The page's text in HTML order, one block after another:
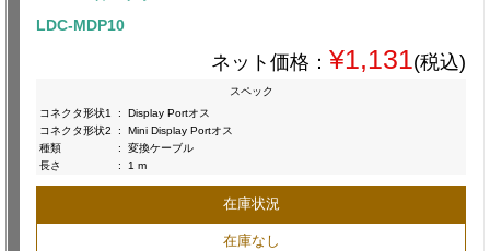
LDC-MDP10
ネット価格： ¥1,131(税込)
スペック
コネクタ形状1
:
Display Portオス
コネクタ形状2
:
Mini Display Portオス
種類
:
変換ケーブル
長さ
: 1 m
在庫状況
在庫なし